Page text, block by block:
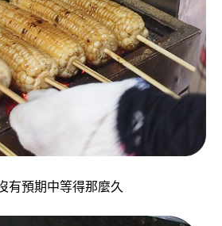
有預期中等得那麼久